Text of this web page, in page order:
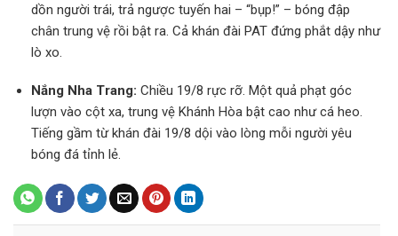
dồn người trái, trả ngược tuyến hai – “bụp!” – bóng đập
chân trung vệ rồi bật ra. Cả khán đài PAT đứng phắt dậy như
lò xo.
Nắng Nha Trang: Chiều 19/8 rực rỡ. Một quả phạt góc
lượn vào cột xa, trung vệ Khánh Hòa bật cao như cá heo.
Tiếng gầm từ khán đài 19/8 dội vào lòng mỗi người yêu
bóng đá tỉnh lẻ.